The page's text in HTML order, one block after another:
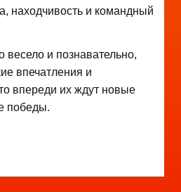
находчивость и командный
и познавательно,
впечатления и
впереди их ждут новые
победы.